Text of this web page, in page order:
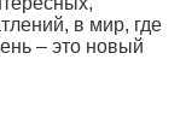
в мир, где
– это новый